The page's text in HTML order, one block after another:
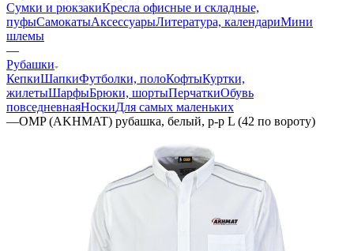
Сумки и рюкзакиКресла офисные и складные,
пуфыСамокатыАксессуарыЛитература, календариМини
шлемы
—
Рубашки
КепкиШапкиФутболки, полоКофтыКуртки,
жилетыШарфыБрюки, шортыПерчаткиОбувь
повседневнаяНоскиДля самых маленьких
—OMP (AKHMAT) рубашка, белый, р-р L (42 по вороту)